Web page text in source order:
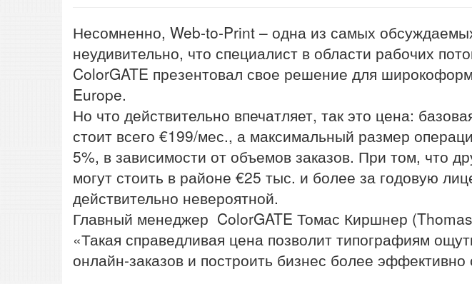
Несомненно, Web-to-Print – одна из самых
неудивительно, что специалист в области рабочих
ColorGATE презентовал свое решение для
Europe.
Но что действительно впечатляет, так это цена:
стоит всего €199/мес., а максимальный размер
5%, в зависимости от объемов заказов. При том, что
могут стоить в районе €25 тыс. и более за годовую
действительно невероятной.
Главный менеджер ColorGATE Томас Киршнер
«Такая справедливая цена позволит типографиям
онлайн-заказов и построить бизнес более эффективно